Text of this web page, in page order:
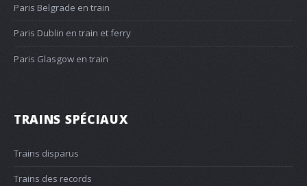
Paris Belgrade en train
Paris Dublin en train et ferry
Paris Glasgow en train
TRAINS SPÉCIAUX
Trains disparus
Trains des records